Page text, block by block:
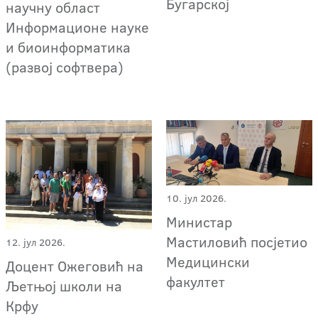
научну област
Информационе науке
и биоинформатика
(развој софтвера)
12. јул 2026.
Доцент Ожеговић на
Љетњој школи на
Крфу
10. јул 2026.
Министар
Мастиловић посјетио
Медицински
факултет